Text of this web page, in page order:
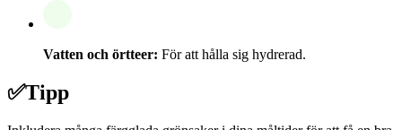
Vatten och örtteer: För att hålla sig hydrerad.
✅Tipp